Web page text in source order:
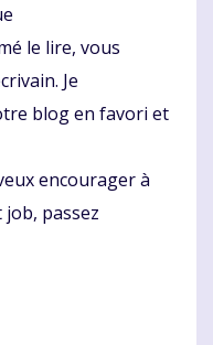
le lire, vous
Je
blog en favori et
encourager à
passez